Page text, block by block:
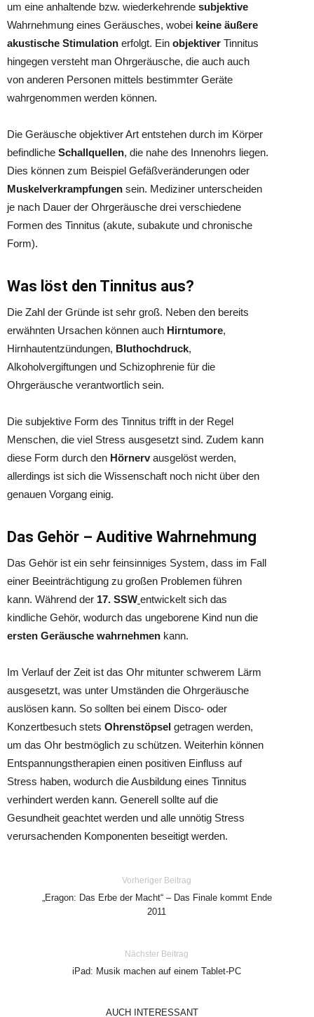
um eine anhaltende bzw. wiederkehrende subjektive
Wahrnehmung eines Geräusches, wobei keine äußere
akustische Stimulation erfolgt. Ein objektiver Tinnitus
hingegen versteht man Ohrgeräusche, die auch auch
von anderen Personen mittels bestimmter Geräte
wahrgenommen werden können.
Die Geräusche objektiver Art entstehen durch im Körper
befindliche Schallquellen, die nahe des Innenohrs liegen.
Dies können zum Beispiel Gefäßveränderungen oder
Muskelverkrampfungen sein. Mediziner unterscheiden
je nach Dauer der Ohrgeräusche drei verschiedene
Formen des Tinnitus (akute, subakute und chronische
Form).
Was löst den Tinnitus aus?
Die Zahl der Gründe ist sehr groß. Neben den bereits
erwähnten Ursachen können auch Hirntumore,
Hirnhautentzündungen, Bluthochdruck,
Alkoholvergiftungen und Schizophrenie für die
Ohrgeräusche verantwortlich sein.
Die subjektive Form des Tinnitus trifft in der Regel
Menschen, die viel Stress ausgesetzt sind. Zudem kann
diese Form durch den Hörnervausgelöst werden,
allerdings ist sich die Wissenschaft noch nicht über den
genauen Vorgang einig.
Das Gehör – Auditive Wahrnehmung
Das Gehör ist ein sehr feinsinniges System, dass im Fall
einer Beeinträchtigung zu großen Problemen führen
kann. Während der 17. SSW entwickelt sich das
kindliche Gehör, wodurch das ungeborene Kind nun die
ersten Geräusche wahrnehmen kann.
Im Verlauf der Zeit ist das Ohr mitunter schwerem Lärm
ausgesetzt, was unter Umständen die Ohrgeräusche
auslösen kann. So sollten bei einem Disco- oder
Konzertbesuch stets Ohrenstöpsel getragen werden,
um das Ohr bestmöglich zu schützen. Weiterhin können
Entspannungstherapien einen positiven Einfluss auf
Stress haben, wodurch die Ausbildung eines Tinnitus
verhindert werden kann. Generell sollte auf die
Gesundheit geachtet werden und alle unnötig Stress
verursachenden Komponenten beseitigt werden.
Vorheriger Beitrag
„Eragon: Das Erbe der Macht“ – Das Finale kommt Ende
2011
Nächster Beitrag
iPad: Musik machen auf einem Tablet-PC
AUCH INTERESSANT